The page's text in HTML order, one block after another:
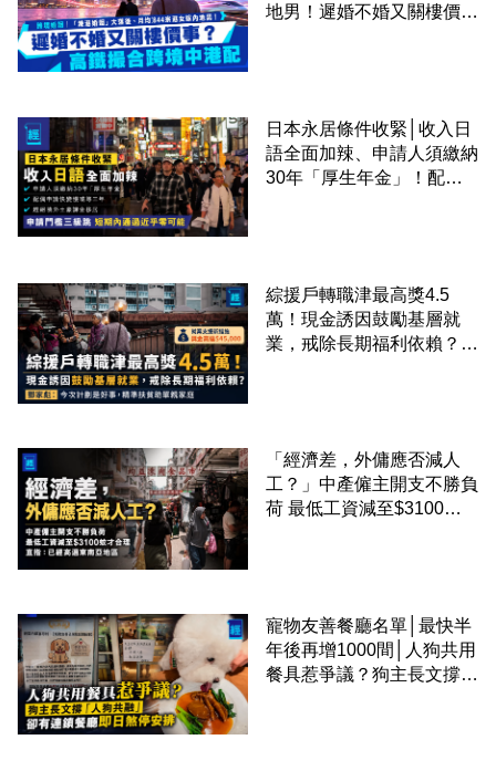
地男！遲婚不婚又關樓價
日本永居條件收緊│收入日
語全面加辣、申請人須繳納
30年「厚生年金」！配偶
綜援戶轉職津最高獎4.5
萬！現金誘因鼓勵基層就
業，戒除長期福利依賴？鄧
「經濟差，外傭應否減人
工？」中產僱主開支不勝負
荷 最低工資減至$3100蚊
寵物友善餐廳名單│最快半
年後再增1000間│人狗共用
餐具惹爭議？狗主長文撐